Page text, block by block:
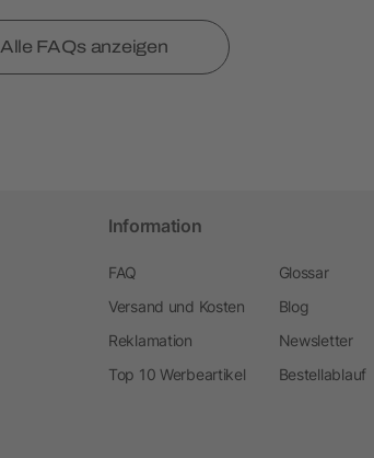
Alle FAQs anzeigen
Information
FAQ
Versand und Kosten
Reklamation
Top 10 Werbeartikel
Glossar
Blog
Newsletter
Bestellablauf